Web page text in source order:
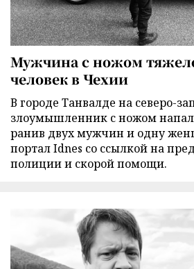
Мужчина с ножом
человек в Чехии
В городе Танвалде на северо-
злоумышленник с ножом
ранив двух мужчин и одну
портал Idnes со ссылкой на
полиции и скорой помощи.